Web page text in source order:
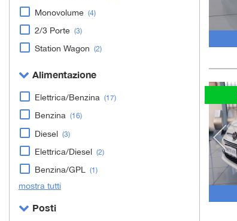
Monovolume (4)
2/3 Porte (3)
Station Wagon (2)
Alimentazione
Elettrica/Benzina (17)
Benzina (16)
Diesel (3)
Elettrica/Diesel (2)
Benzina/GPL (1)
mostra tutti
Posti